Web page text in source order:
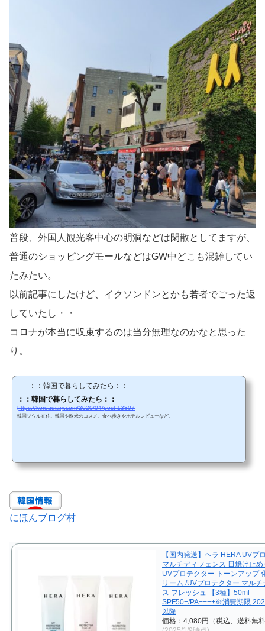
普段、外国人観光客中心の明洞などは閑散としてますが、
普通のショッピングモールなどはGW中どこも混雑してい
たみたい。
以前記事にしたけど、イクソンドンとかも若者でごった返
していたし・・
コロナが本当に収束するのは当分無理なのかなと思った
り。
：：韓国で暮らしてみたら：：
：：韓国で暮らしてみたら：：
https://koreadiary.com/2020/04/post-13807
韓国ソウル在住。韓国や欧米のコスメ、食べ歩きやホテルレビューなど。
にほんブログ村
【国内発送】ヘラ HERA UVプ
マルチディフェンス 日焼け止め
UVプロテクター トーンアップ
リーム /UVプロテクター マルチ
ス フレッシュ 【3種】50ml
SPF50+/PA++++※消費期限
以降
価格：4,080円（税込、送料無